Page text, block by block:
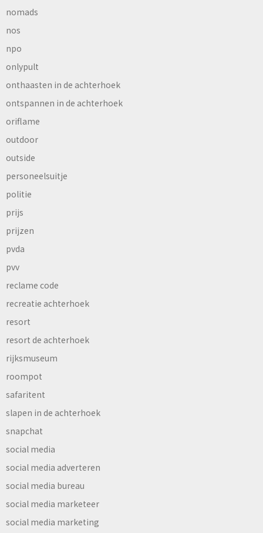
nomads
nos
npo
onlypult
onthaasten in de achterhoek
ontspannen in de achterhoek
oriflame
outdoor
outside
personeelsuitje
politie
prijs
prijzen
pvda
pvv
reclame code
recreatie achterhoek
resort
resort de achterhoek
rijksmuseum
roompot
safaritent
slapen in de achterhoek
snapchat
social media
social media adverteren
social media bureau
social media marketeer
social media marketing